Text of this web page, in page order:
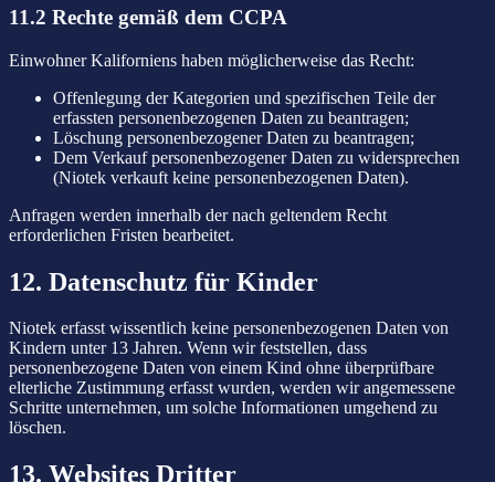
11.2 Rechte gemäß dem CCPA
Einwohner Kaliforniens haben möglicherweise das Recht:
Offenlegung der Kategorien und spezifischen Teile der
erfassten personenbezogenen Daten zu beantragen;
Löschung personenbezogener Daten zu beantragen;
Dem Verkauf personenbezogener Daten zu widersprechen
(Niotek verkauft keine personenbezogenen Daten).
Anfragen werden innerhalb der nach geltendem Recht
erforderlichen Fristen bearbeitet.
12. Datenschutz für Kinder
Niotek erfasst wissentlich keine personenbezogenen Daten von
Kindern unter 13 Jahren. Wenn wir feststellen, dass
personenbezogene Daten von einem Kind ohne überprüfbare
elterliche Zustimmung erfasst wurden, werden wir angemessene
Schritte unternehmen, um solche Informationen umgehend zu
löschen.
13. Websites Dritter